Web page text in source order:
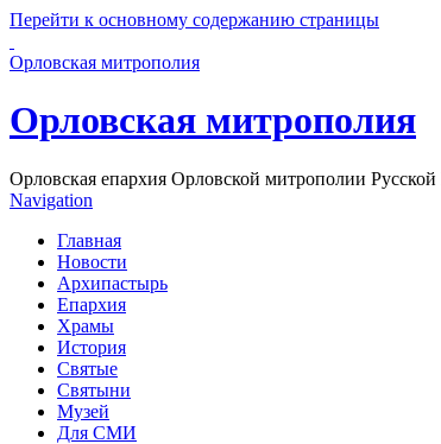
Перейти к основному содержанию страницы
Орловская митрополия
Орловская митрополия
Орловская епархия Орловской митрополии
Navigation
Главная
Новости
Архипастырь
Епархия
Храмы
История
Святые
Святыни
Музей
Для СМИ